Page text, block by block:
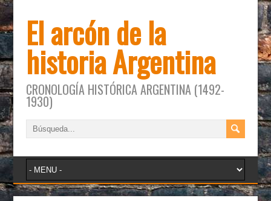
El arcón de la
historia Argentina
CRONOLOGÍA HISTÓRICA ARGENTINA (1492-
1930)